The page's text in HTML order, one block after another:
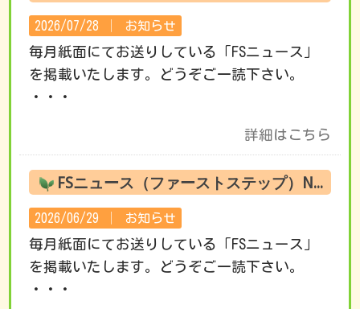
2026/07/28 │ お知らせ
毎月紙面にてお送りしている「FSニュース」
を掲載いたします。どうぞご一読下さい。
・・・
詳細はこちら
FSニュース（ファーストステップ）No.221 7月の活動です
2026/06/29 │ お知らせ
毎月紙面にてお送りしている「FSニュース」
を掲載いたします。どうぞご一読下さい。
・・・